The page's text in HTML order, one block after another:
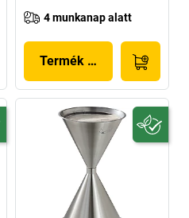
4 munkanap alatt
Termék megjelenítése